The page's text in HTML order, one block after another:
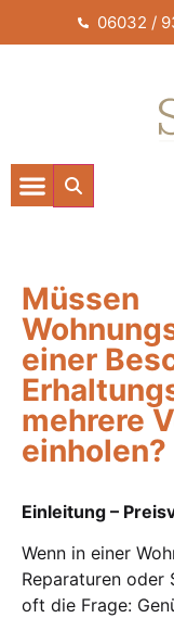
06032 /
Müssen
einer
mehrere
einholen?
Einleitung –
Wenn in einer
Reparaturen oder
oft die Frage: